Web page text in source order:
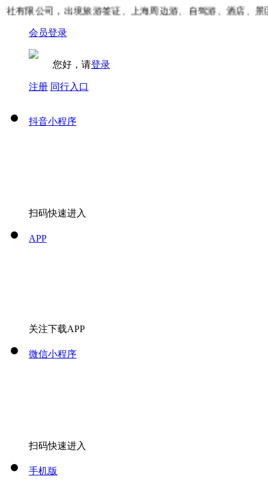
限公司，出境旅游签证、上海周边游、自驾游、酒店、景区
会员登录
您好，请登录
注册 同行入口
抖音小程序
扫码快速进入
APP
关注下载APP
微信小程序
扫码快速进入
手机版